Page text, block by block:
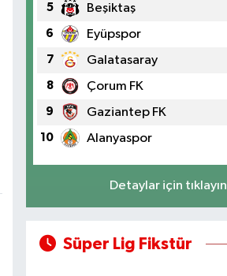
5 Beşiktaş
6 Eyüpspor
7 Galatasaray
8 Çorum FK
9 Gaziantep FK
10 Alanyaspor
Detaylar için tıklayın
Süper Lig Fikstür